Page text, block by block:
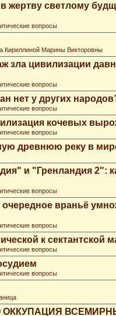
жертву светлому
вопросы
Кириллиной Марины Викторовны
зла цивилизации
вопросы
нет у других
вопросы
кочевых
вопросы
древнюю реку в
и "Гренландия 2":
вопросы
враньё
вопросы
к сектантской
вопросы
вопросы
ОККУПАЦИЯ